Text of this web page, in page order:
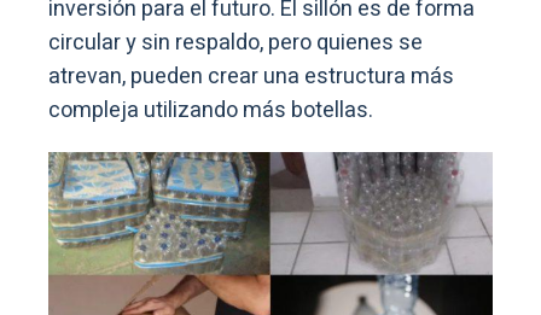
inversión para el futuro. El sillón es de forma
circular y sin respaldo, pero quienes se
atrevan, pueden crear una estructura más
compleja utilizando más botellas.